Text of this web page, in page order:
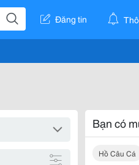
Đăng tin
Bạn có
Hồ Câu Cá